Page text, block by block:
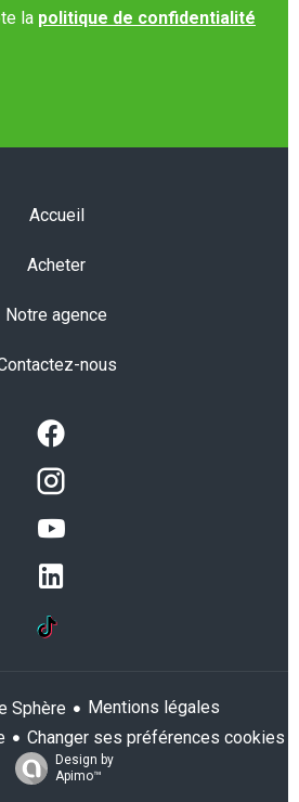
la politique de confidentialité
Accueil
Acheter
Notre agence
nous
Sphère
Mentions légales
Changer ses préférences cookies
Design by
Apimo™